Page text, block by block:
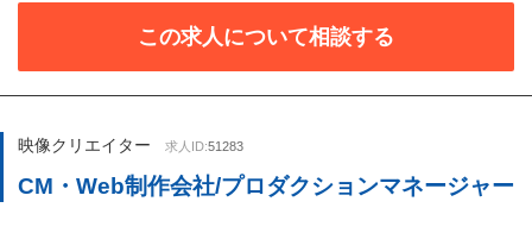
この求人について相談する
映像クリエイター 求人ID:51283
CM・Web制作会社/プロダクションマネージャー